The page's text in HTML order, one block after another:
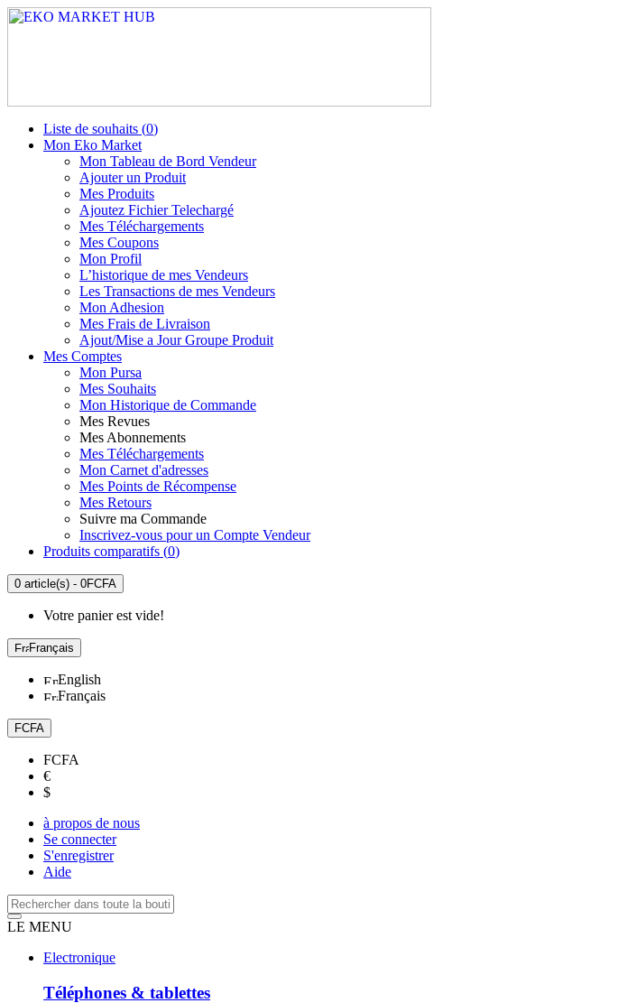
Liste de souhaits (0)
Mon Eko Market
Mon Tableau de Bord Vendeur
Ajouter un Produit
Mes Produits
Ajoutez Fichier Telechargé
Mes Téléchargements
Mes Coupons
Mon Profil
L’historique de mes Vendeurs
Les Transactions de mes Vendeurs
Mon Adhesion
Mes Frais de Livraison
Ajout/Mise a Jour Groupe Produit
Mes Comptes
Mon Pursa
Mes Souhaits
Mon Historique de Commande
Mes Revues
Mes Abonnements
Mes Téléchargements
Mon Carnet d'adresses
Mes Points de Récompense
Mes Retours
Suivre ma Commande
Inscrivez-vous pour un Compte Vendeur
Produits comparatifs (0)
0 article(s) - 0FCFA
Votre panier est vide!
Français
English
Français
FCFA
FCFA
€
$
à propos de nous
Se connecter
S'enregistrer
Aide
LE MENU
Electronique
Téléphones & tablettes